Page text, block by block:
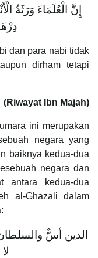
إِنَّ ‌الْعُلَمَاءَ ‌وَرَثَةُ
dan para nabi tidak
dirham tetapi
(Riwayat Ibn Majah)
ini merupakan
negara yang
baiknya kedua-dua
negara dan
antara kedua-dua
al-Ghazali dalam
الدين أسٌّ